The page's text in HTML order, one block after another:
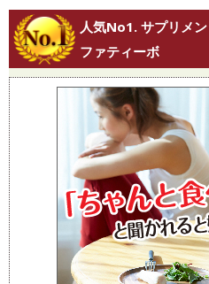
人気No1. サプリメン
ファティーボ